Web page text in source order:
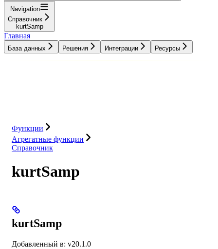
Navigation
Справочник
kurtSamp
Главная
База данных Решения Интеграции Ресурсы
Функции
Агрегатные функции
Справочник
kurtSamp
kurtSamp
Добавленный в: v20.1.0